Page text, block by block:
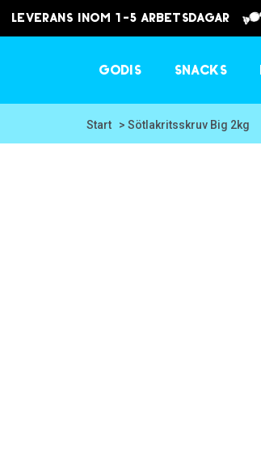
Leverans inom 1-5 arbetsdagar
Godis Snacks
Start > Sötlakritsskruv Big 2kg